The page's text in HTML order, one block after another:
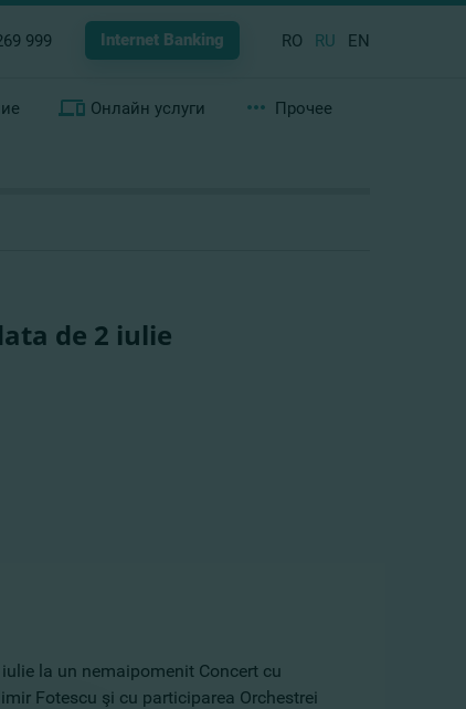
999 Internet Banking RO RU EN
Онлайн услуги Прочее
de 2 iulie
la un nemaipomenit Concert cu
Fotescu şi cu participarea Orchestrei